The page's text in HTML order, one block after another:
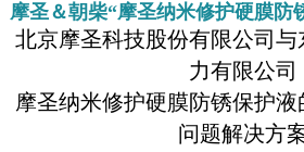
摩圣＆朝柴“摩圣纳米修护硬膜防
北京摩圣科技股份有限公司
力有限公司
摩圣纳米修护硬膜防锈保护
问题解决方